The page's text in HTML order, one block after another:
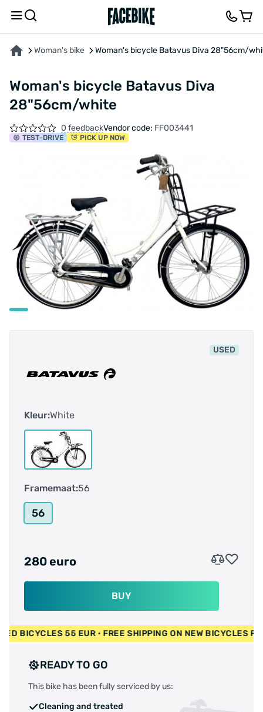
Woman's bike Woman's bicycle Batavus Diva 28"56cm/
Woman's bicycle Batavus Diva
28"56cm/white
0 feedbackVendor code: FF003441
TEST-DRIVE PICK UP NOW
USED
Kleur:White
Framemaat:56
56
280 euro
BUY
• USED BICYCLES 55 EUR • FREE SHIPPING ON NEW
READY TO GO
This bike has been fully serviced by us:
Cleaning and treated
ABOUT THE PRODUCT CHARACTERISTICSDESCRIPTION FEEDBACK AND